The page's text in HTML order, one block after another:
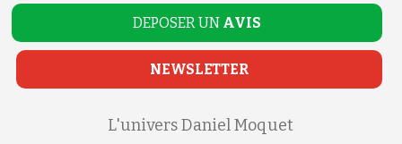
DEPOSER UN AVIS
NEWSLETTER
L'univers Daniel Moquet